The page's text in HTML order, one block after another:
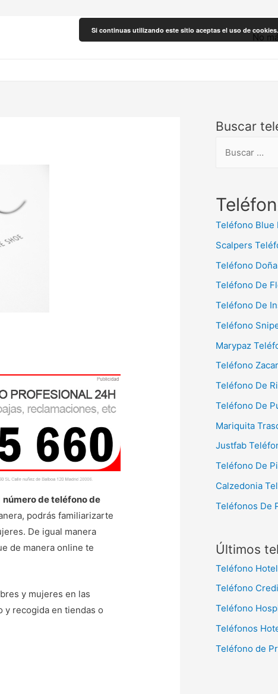
No
número de teléfono de
podrás familiarizarte
De igual manera
de manera online te
y mujeres en las
y recogida en tiendas o
Buscar
c
:
Teléfono Blue
Scalpers
Teléfono
Teléfono De
Teléfono De
Teléfono
Marypaz
Teléfono
Teléfono De
Teléfono De
Mariquita
Justfab
Teléfono De
Calzedonia
Teléfonos De
Últimos
Teléfono
Teléfono
Teléfono
Teléfonos
Teléfono de
Si continuas utilizando este sitio aceptas el uso de cookies.